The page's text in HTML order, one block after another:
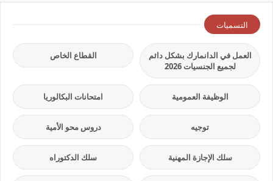
التسميات
العمل في الدانمارك بشكل دائم
لجميع الجنسيات 2026
القطاع الخاص
الوظيفة العمومية امتحانات البكالوريا
توجيه دروس محو الأمية
سلك الإجازة المهنية سلك الدكتوراه